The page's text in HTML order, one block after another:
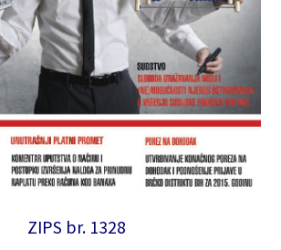
ZIPS br. 1328